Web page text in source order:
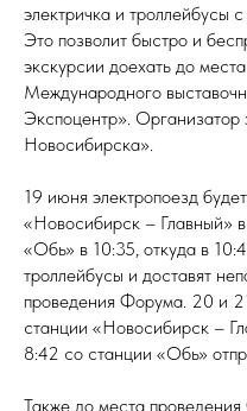
электричка и троллейбусы
Это позволит быстро и
экскурсии доехать до
Международного
Экспоцентр».
Новосибирска».
19 июня электропоезд
«Новосибирск – Главный»
«Обь» в 10:35, откуда в
троллейбусы и доставят
проведения Форума. 20 и
станции «Новосибирск –
8:42 со станции «Обь»
Также до места